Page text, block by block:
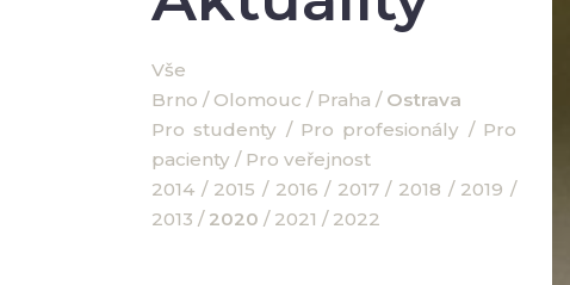
Vše
Brno / Olomouc / Praha / Ostrava
Pro studenty / Pro profesionály / Pro
pacienty / Pro veřejnost
2014 / 2015 / 2016 / 2017/ 2018 / 2019 /
2013 / 2020 / 2021 / 2022